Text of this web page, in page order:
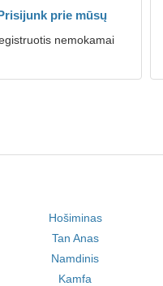
prie mūsų
nemokamai
Hošiminas
Tan Anas
Namdinis
Kamfa